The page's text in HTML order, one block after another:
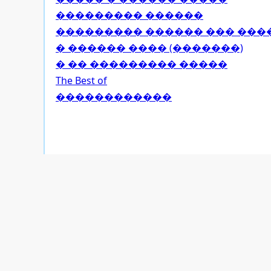
��������� ������
��������� ������ ���
� ������ ���� (�������)
� �� ��������� �����
The Best of
������������